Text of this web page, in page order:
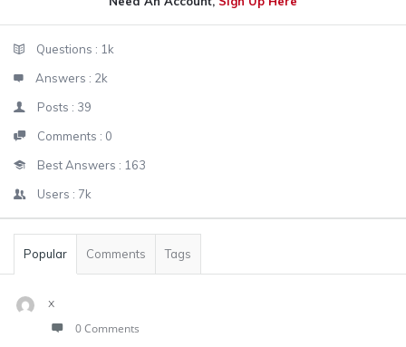
StatsQuestions : 1k
Answers : 2k
Posts : 39
Comments : 0
Best Answers : 163
Users : 7k
Popular Comments Tags
x
0 Comments